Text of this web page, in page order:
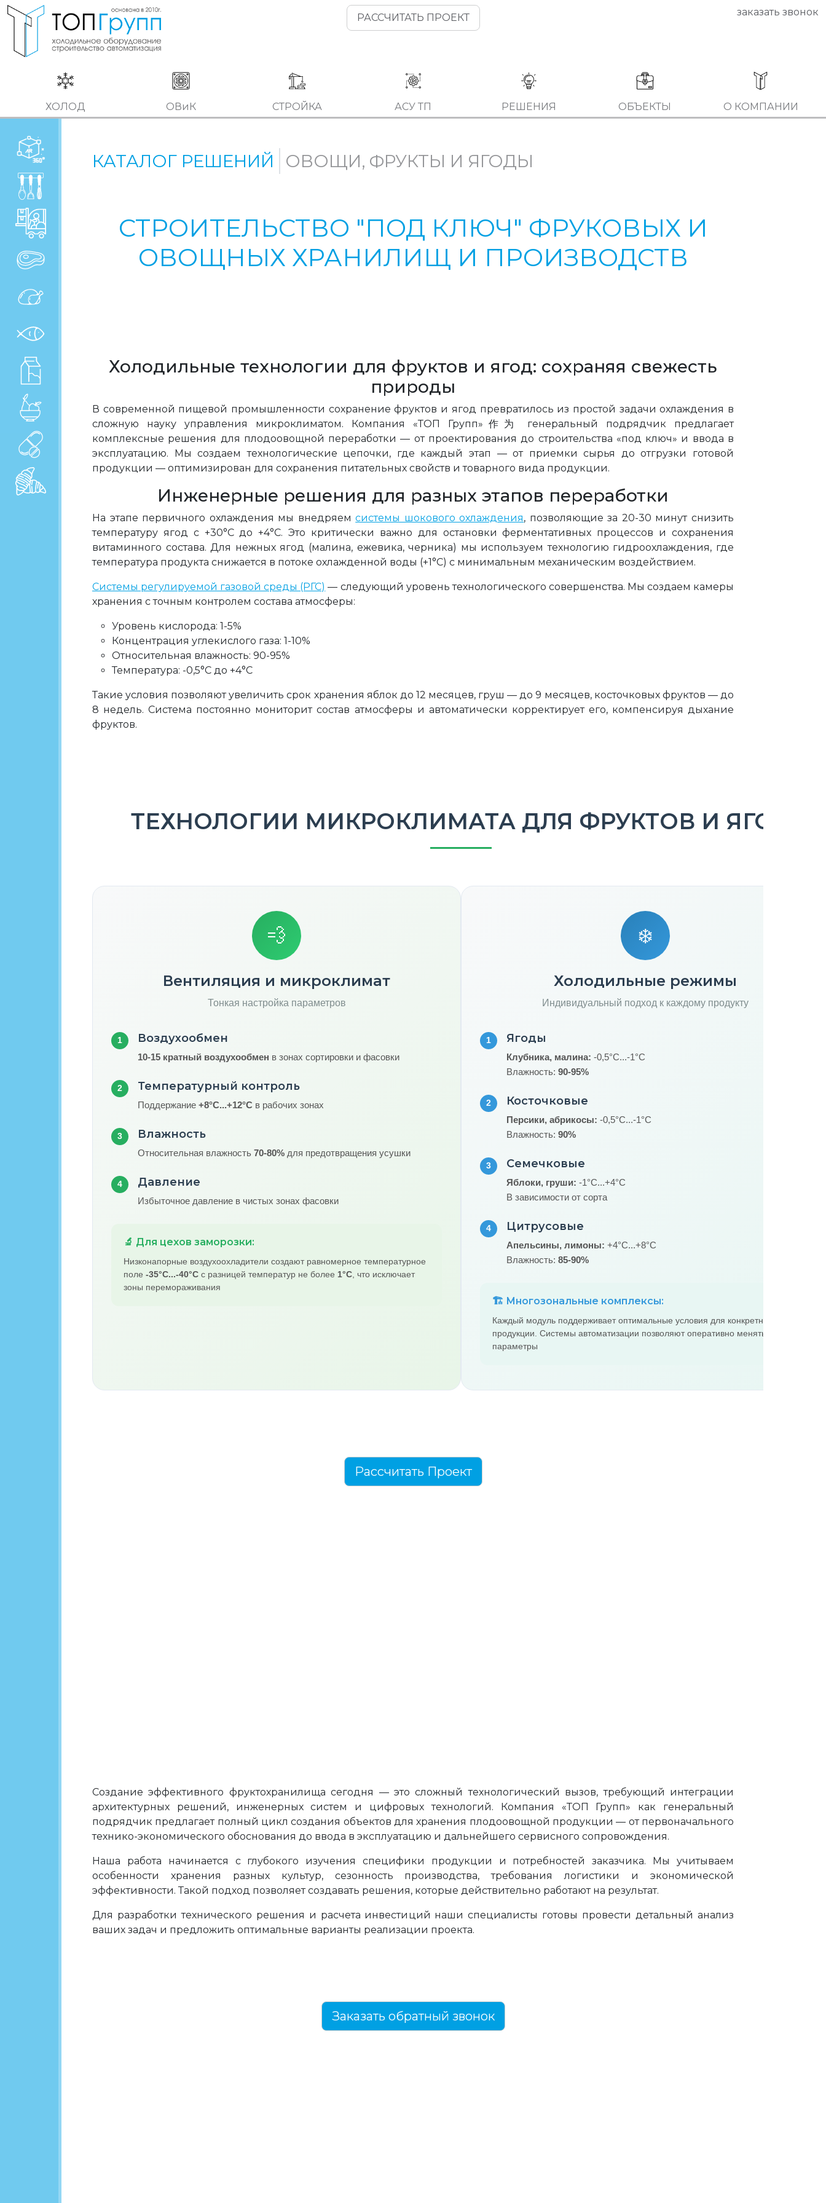
РАССЧИТАТЬ ПРОЕКТ заказать звонок
ХОЛОД ОВиК СТРОЙКА АСУ ТП РЕШЕНИЯ ОБЪЕКТЫ О КОМПАНИИ
КАТАЛОГ РЕШЕНИЙ ОВОЩИ, ФРУКТЫ И ЯГОДЫ
СТРОИТЕЛЬСТВО "ПОД КЛЮЧ" ФРУКОВЫХ И
ОВОЩНЫХ ХРАНИЛИЩ И ПРОИЗВОДСТВ
Холодильные технологии для фруктов и ягод: сохраняя свежесть
природы
В современной пищевой промышленности сохранение фруктов и ягод превратилось из простой задачи охлаждения в
сложную науку управления микроклиматом. Компания «ТОП Групп»作为 генеральный подрядчик предлагает
комплексные решения для плодоовощной переработки — от проектирования до строительства «под ключ» и ввода в
эксплуатацию. Мы создаем технологические цепочки, где каждый этап — от приемки сырья до отгрузки готовой
продукции — оптимизирован для сохранения питательных свойств и товарного вида продукции.
Инженерные решения для разных этапов переработки
На этапе первичного охлаждения мы внедряемсистемы шокового охлаждения, позволяющие за 20-30 минут снизить
температуру ягод с +30°C до +4°C. Это критически важно для остановки ферментативных процессов и сохранения
витаминного состава. Для нежных ягод (малина, ежевика, черника) мы используем технологию гидроохлаждения, где
температура продукта снижается в потоке охлажденной воды (+1°C) с минимальным механическим воздействием.
Системы регулируемой газовой среды (РГС) — следующий уровень технологического совершенства. Мы создаем камеры
хранения с точным контролем состава атмосферы:
Уровень кислорода: 1-5%
Концентрация углекислого газа: 1-10%
Относительная влажность: 90-95%
Температура: -0,5°C до +4°C
Такие условия позволяют увеличить срок хранения яблок до 12 месяцев, груш — до 9 месяцев, косточковых фруктов — до
8 недель. Система постоянно мониторит состав атмосферы и автоматически корректирует его, компенсируя дыхание
фруктов.
ТЕХНОЛОГИИ МИКРОКЛИМАТА ДЛЯ ФРУКТОВ И ЯГОД
💨
Вентиляция и микроклимат
Тонкая настройка параметров
1 Воздухообмен
10-15 кратный воздухообмен в зонах сортировки и фасовки
2 Температурный контроль
Поддержание +8°C...+12°C в рабочих зонах
3 Влажность
Относительная влажность 70-80% для предотвращения усушки
4 Давление
Избыточное давление в чистых зонах фасовки
🔬 Для цехов заморозки:
Низконапорные воздухоохладители создают равномерное температурное
поле -35°C...-40°C с разницей температур не более 1°C , что исключает
зоны перемораживания
❄️
Холодильные режимы
Индивидуальный подход к каждому продукту
1 Ягоды
Клубника, малина: -0,5°C...-1°C
Влажность: 90-95%
2 Косточковые
Персики, абрикосы: -0,5°C...-1°C
Влажность: 90%
3 Семечковые
Яблоки, груши: -1°C...+4°C
В зависимости от сорта
4 Цитрусовые
Апельсины, лимоны: +4°C...+8°C
Влажность: 85-90%
🏗️ Многозональные комплексы:
Каждый модуль поддерживает оптимальные условия для конкретного вида
продукции. Системы автоматизации позволяют оперативно менять
параметры
Рассчитать Проект
Создание эффективного фруктохранилища сегодня — это сложный технологический вызов, требующий интеграции
архитектурных решений, инженерных систем и цифровых технологий. Компания «ТОП Групп» как генеральный
подрядчик предлагает полный цикл создания объектов для хранения плодоовощной продукции — от первоначального
технико-экономического обоснования до ввода в эксплуатацию и дальнейшего сервисного сопровождения.
Наша работа начинается с глубокого изучения специфики продукции и потребностей заказчика. Мы учитываем
особенности хранения разных культур, сезонность производства, требования логистики и экономической
эффективности. Такой подход позволяет создавать решения, которые действительно работают на результат.
Для разработки технического решения и расчета инвестиций наши специалисты готовы провести детальный анализ
ваших задач и предложить оптимальные варианты реализации проекта.
Заказать обратный звонок